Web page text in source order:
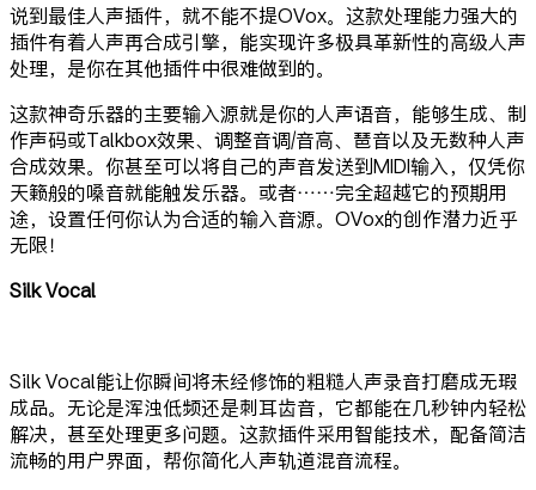
说到最佳人声插件，就不能不提OVox。这款处理能力强大的
插件有着人声再合成引擎，能实现许多极具革新性的高级人声
处理，是你在其他插件中很难做到的。
这款神奇乐器的主要输入源就是你的人声语音，能够生成、制
作声码或Talkbox效果、调整音调/音高、琶音以及无数种人声
合成效果。你甚至可以将自己的声音发送到MIDI输入，仅凭你
天籁般的嗓音就能触发乐器。或者……完全超越它的预期用
途，设置任何你认为合适的输入音源。OVox的创作潜力近乎
无限！
Silk Vocal
Silk Vocal能让你瞬间将未经修饰的粗糙人声录音打磨成无瑕
成品。无论是浑浊低频还是刺耳齿音，它都能在几秒钟内轻松
解决，甚至处理更多问题。这款插件采用智能技术，配备简洁
流畅的用户界面，帮你简化人声轨道混音流程。